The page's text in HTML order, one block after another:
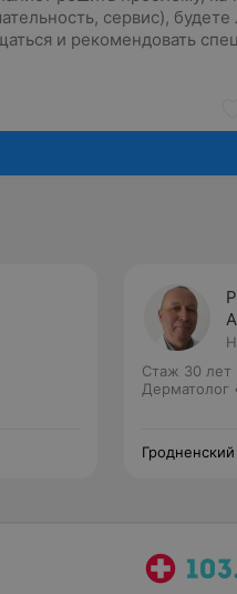
Стаж 30 лет
Дерматолог